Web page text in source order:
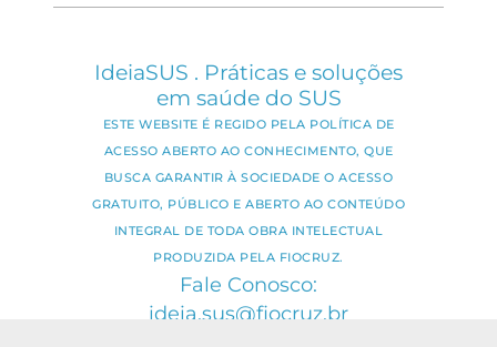
IdeiaSUS . Práticas e soluções
em saúde do SUS
ESTE WEBSITE É REGIDO PELA POLÍTICA DE
ACESSO ABERTO AO CONHECIMENTO, QUE
BUSCA GARANTIR À SOCIEDADE O ACESSO
GRATUITO, PÚBLICO E ABERTO AO CONTEÚDO
INTEGRAL DE TODA OBRA INTELECTUAL
PRODUZIDA PELA FIOCRUZ.
Fale Conosco:
ideia.sus@fiocruz.br